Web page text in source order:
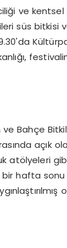
ve kentsel
süs
Bahçe
açık
atölyeleri
hafta